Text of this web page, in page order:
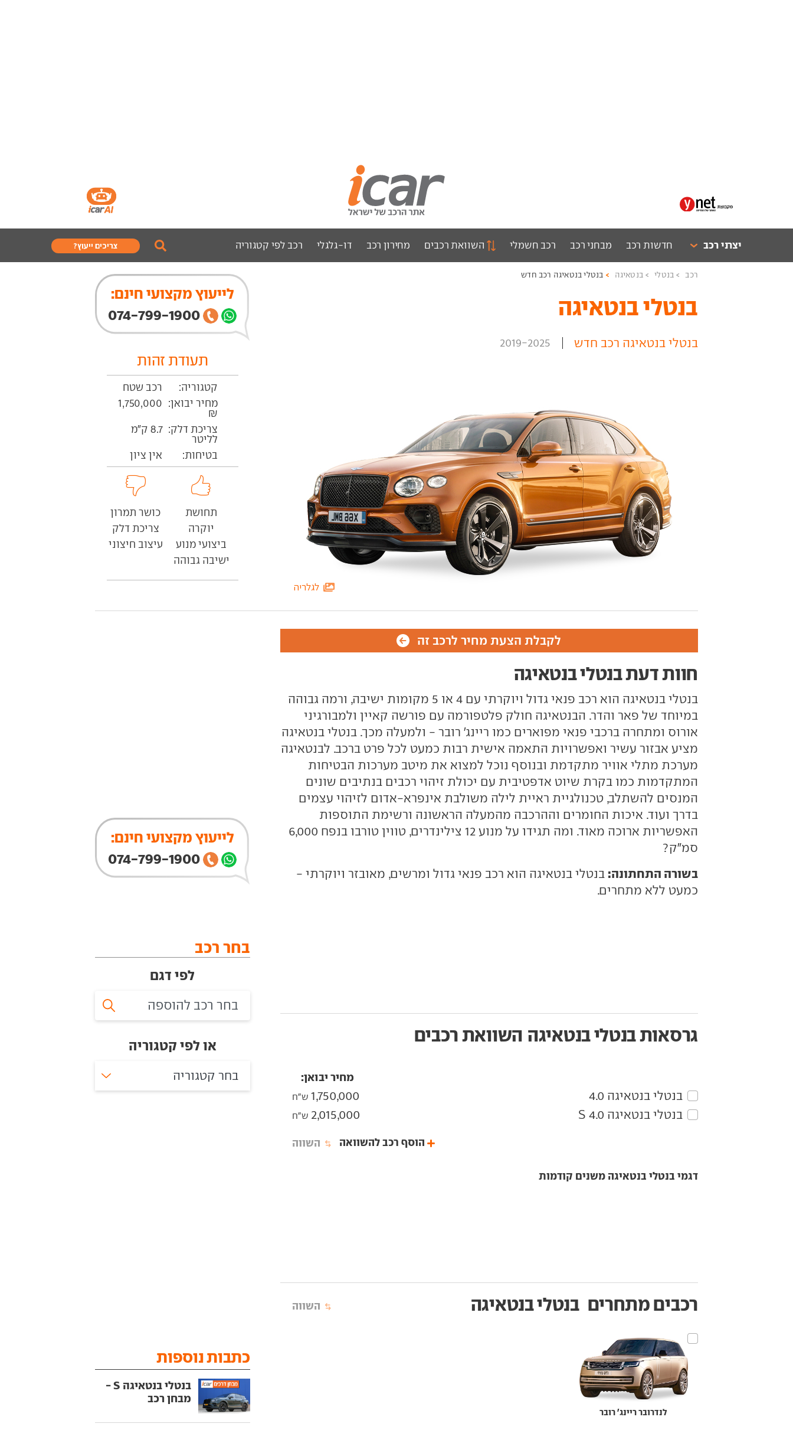
יצרני רכב חדשות רכב מבחני רכב רכב חשמלי השוואת רכבים מחירון רכב דו-גלגלי רכב לפי קטגוריה צריכים ייעוץ?
רכב בנטלי בנטאיגה בנטלי בנטאיגה רכב חדש
לייעוץ מקצועי חינם:
בנטלי בנטאיגה ‏
בנטלי בנטאיגה רכב חדש 2019-2025
לגלריה
תעודת זהות
קטגוריה:
רכב שטח
מחיר יבואן: 1,750,000
₪
צריכת דלק:
8.7 ק"מ
לליטר
בטיחות:
אין ציון
תחושת
יוקרה
ביצועי מנוע
ישיבה גבוהה
כושר תמרון
צריכת דלק
עיצוב חיצוני
לקבלת הצעת מחיר לרכב זה
חוות דעת בנטלי בנטאיגה
בנטלי בנטאיגה הוא רכב פנאי גדול ויוקרתי עם 4 או 5 מקומות ישיבה, ורמה גבוהה
במיוחד של פאר והדר. הבנטאיגה חולק פלטפורמה עם פורשה קאיין ולמבורגיני
אורוס ומתחרה ברכבי פנאי מפוארים כמו ריינג' רובר - ולמעלה מכך. בנטלי בנטאיגה
מציע אבזור עשיר ואפשרויות התאמה אישית רבות כמעט לכל פרט ברכב. לבנטאיגה
מערכת מתלי אוויר מתקדמת ובנוסף נוכל למצוא את מיטב מערכות הבטיחות
המתקדמות כמו בקרת שיוט אדפטיבית עם יכולת זיהוי רכבים בנתיבים שונים
המנסים להשתלב, טכנולגיית ראיית לילה משולבת אינפרא-אדום לזיהוי עצמים
בדרך ועוד. איכות החומרים וההרכבה מהמעלה הראשונה ורשימת התוספות
האפשריות ארוכה מאוד. ומה תגידו על מנוע 12 צילינדרים, טווין טורבו בנפח 6,000
סמ"ק?
בשורה התחתונה: בנטלי בנטאיגה הוא רכב פנאי גדול ומרשים, מאובזר ויוקרתי -
כמעט ללא מתחרים.
גרסאות בנטלי בנטאיגה השוואת רכבים
מחיר יבואן:
בנטלי‏ בנטאיגה‏ 4.0 1,750,000 ש"ח
בנטלי‏ בנטאיגה‏ 4.0 S 2,015,000 ש"ח
השווה הוסף רכב להשוואה
דגמי בנטלי בנטאיגה משנים קודמות
רכבים מתחרים בנטלי בנטאיגה השווה
לנדרובר ריינג' רובר
לייעוץ מקצועי חינם:
074-799-1900
בחר רכב
לפי דגם
או לפי קטגוריה
בחר קטגוריה
כתבות נוספות
בנטלי בנטאיגה S -
מבחן רכב